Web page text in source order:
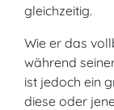
gleichzeitig.
Wie er das
während
ist jedoch ein
diese oder